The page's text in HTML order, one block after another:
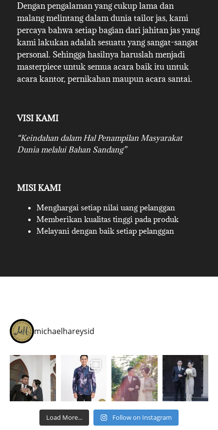
Dengan pengalaman yang cukup lama dan
malang melintang dalam dunia tailor jas, kami
percaya bahwa setiap bagian dari jahitan jas yang
kami lakukan adalah sesuatu yang sangat-sangat
personal. Sehingga hasilnya haruslah menjadi
masterpiece untuk semua acara baik itu untuk
acara kantor, pernikahan maupun acara santai.
VISI KAMI
“Keindahan dalam Hal Penampilan Masyarakat
Dunia melalui Bahan Sandang”
MISI KAMI
Menghargai setiap nilai uang pelanggan
Memberikan kualitas tinggi pada produk
Melayani dengan baik setiap pelanggan
michaelhareysid
Load More... Follow on Instagram